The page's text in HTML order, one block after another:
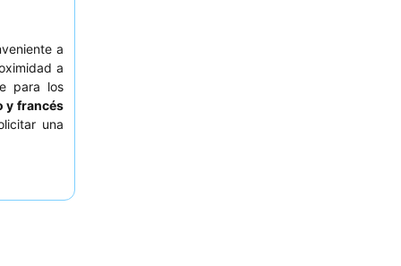
a
a
para los
y francés
una